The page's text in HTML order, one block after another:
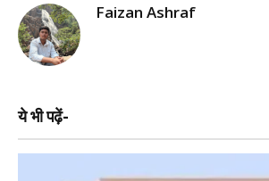
Faizan Ashraf
ये भी पढ़ें-